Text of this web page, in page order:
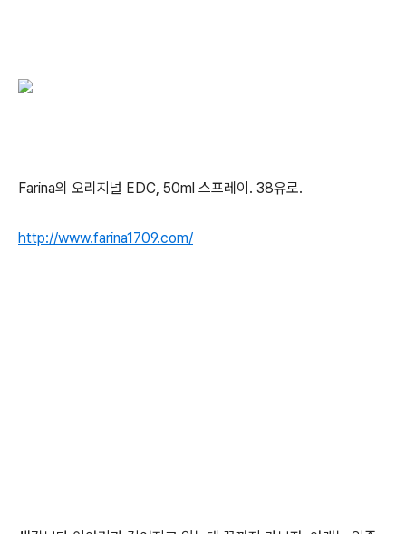
Farina의 오리지널 EDC, 50ml 스프레이. 38유로.
http://www.farina1709.com/